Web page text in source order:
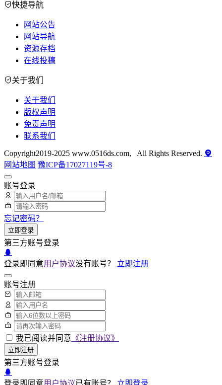
快捷导航
网站公告
网站导航
资源存档
在线投稿
关于我们
关于我们
版权声明
免责声明
联系我们
Copyright2019-2025 www.0516ds.com, All Rights Reserved.
网站地图 豫ICP备17027119号-8
账号登录
忘记密码？
立即登录
第三方账号登录
登录即同意用户协议没有账号？ 立即注册
账号注册
我已阅读并同意 《注册协议》
立即注册
第三方账号登录
登录即同意用户协议已有账号？ 立即登录